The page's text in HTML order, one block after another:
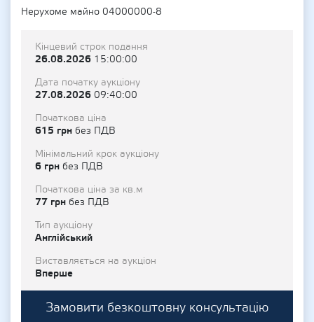
Нерухоме майно 04000000-8
Кінцевий строк подання
26.08.2026 15:00:00
Дата початку аукціону
27.08.2026 09:40:00
Початкова ціна
615 грн без ПДВ
Мінімальний крок аукціону
6 грн без ПДВ
Початкова ціна за кв.м
77 грн без ПДВ
Тип аукціону
Англійський
Виставляється на аукціон
Вперше
Замовити безкоштовну консультацію